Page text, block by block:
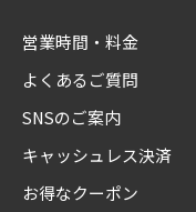
営業時間・料金
よくあるご質問
SNSのご案内
キャッシュレス決済
お得なクーポン